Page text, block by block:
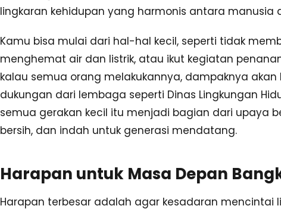
lingkaran kehidupan yang harmonis antara manusia
Kamu bisa mulai dari hal-hal kecil, seperti tidak
menghemat air dan listrik, atau ikut kegiatan
kalau semua orang melakukannya, dampaknya
dukungan dari lembaga seperti Dinas Lingkungan
semua gerakan kecil itu menjadi bagian dari upaya
bersih, dan indah untuk generasi mendatang.
Harapan untuk Masa Depan
Harapan terbesar adalah agar kesadaran